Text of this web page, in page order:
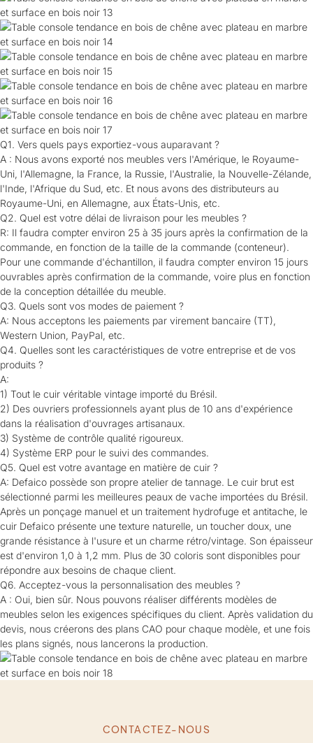
Q1. Vers quels pays exportiez-vous auparavant ?
A : Nous avons exporté nos meubles vers l'Amérique, le Royaume-
Uni, l'Allemagne, la France, la Russie, l'Australie, la Nouvelle-Zélande,
l'Inde, l'Afrique du Sud, etc. Et nous avons des distributeurs au
Royaume-Uni, en Allemagne, aux États-Unis, etc.
Q2. Quel est votre délai de livraison pour les meubles ?
R: Il faudra compter environ 25 à 35 jours après la confirmation de la
commande, en fonction de la taille de la commande (conteneur).
Pour une commande d'échantillon, il faudra compter environ 15 jours
ouvrables après confirmation de la commande, voire plus en fonction
de la conception détaillée du meuble.
Q3. Quels sont vos modes de paiement ?
A: Nous acceptons les paiements par virement bancaire (TT),
Western Union, PayPal, etc.
Q4. Quelles sont les caractéristiques de votre entreprise et de vos
produits ?
A:
1) Tout le cuir véritable vintage importé du Brésil.
2) Des ouvriers professionnels ayant plus de 10 ans d'expérience
dans la réalisation d'ouvrages artisanaux.
3) Système de contrôle qualité rigoureux.
4) Système ERP pour le suivi des commandes.
Q5. Quel est votre avantage en matière de cuir ?
A: Defaico possède son propre atelier de tannage. Le cuir brut est
sélectionné parmi les meilleures peaux de vache importées du Brésil.
Après un ponçage manuel et un traitement hydrofuge et antitache, le
cuir Defaico présente une texture naturelle, un toucher doux, une
grande résistance à l'usure et un charme rétro/vintage. Son épaisseur
est d'environ 1,0 à 1,2 mm. Plus de 30 coloris sont disponibles pour
répondre aux besoins de chaque client.
Q6. Acceptez-vous la personnalisation des meubles ?
A : Oui, bien sûr. Nous pouvons réaliser différents modèles de
meubles selon les exigences spécifiques du client. Après validation du
devis, nous créerons des plans CAO pour chaque modèle, et une fois
les plans signés, nous lancerons la production.
CONTACTEZ-NOUS